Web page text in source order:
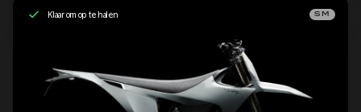
Klaar om op te halen SM